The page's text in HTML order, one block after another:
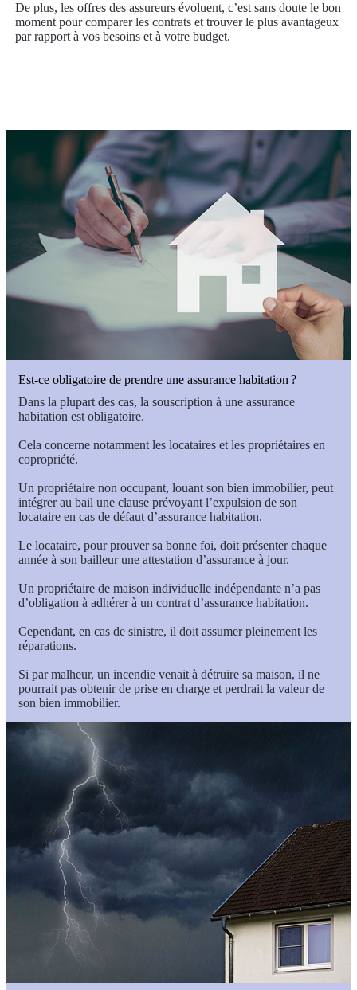
De plus, les offres des assureurs évoluent, c’est sans doute le bon
moment pour comparer les contrats et trouver le plus avantageux
par rapport à vos besoins et à votre budget.
Est-ce obligatoire de prendre une assurance habitation ?
Dans la plupart des cas, la souscription à une assurance
habitation est obligatoire.
Cela concerne notamment les locataires et les propriétaires en
copropriété.
Un propriétaire non occupant, louant son bien immobilier, peut
intégrer au bail une clause prévoyant l’expulsion de son
locataire en cas de défaut d’assurance habitation.
Le locataire, pour prouver sa bonne foi, doit présenter chaque
année à son bailleur une attestation d’assurance à jour.
Un propriétaire de maison individuelle indépendante n’a pas
d’obligation à adhérer à un contrat d’assurance habitation.
Cependant, en cas de sinistre, il doit assumer pleinement les
réparations.
Si par malheur, un incendie venait à détruire sa maison, il ne
pourrait pas obtenir de prise en charge et perdrait la valeur de
son bien immobilier.